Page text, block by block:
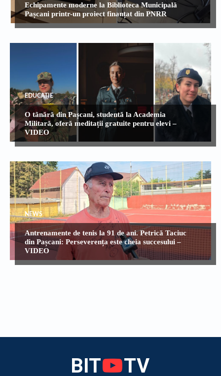
Echipamente moderne la Biblioteca Municipală
Pașcani printr-un proiect finanțat din PNRR
EDUCATIE
O tânără din Pașcani, studentă la Academia
Militară, oferă meditații gratuite pentru elevi –
VIDEO
NEWS
Antrenamente de tenis la 91 de ani. Petrică Taciuc
din Pașcani: Perseverența este cheia succesului –
VIDEO
BIT TV